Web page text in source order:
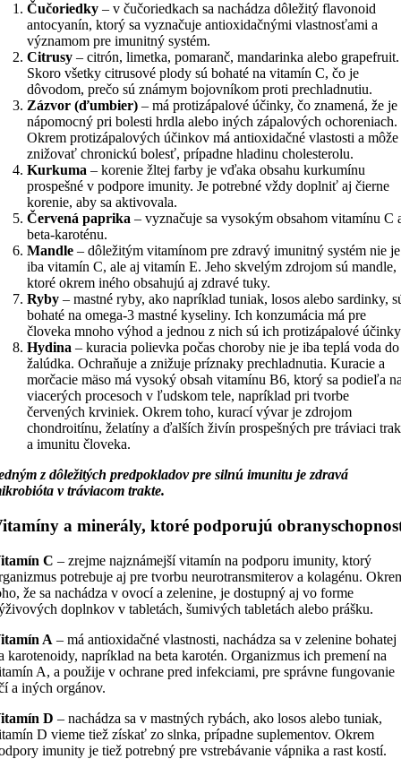
Čučoriedky – v čučoriedkach sa nachádza dôležitý flavonoid
antocyanín, ktorý sa vyznačuje antioxidačnými vlastnosťami a
významom pre imunitný systém.
Citrusy – citrón, limetka, pomaranč, mandarinka alebo grapefruit.
Skoro všetky citrusové plody sú bohaté na vitamín C, čo je
dôvodom, prečo sú známym bojovníkom proti prechladnutiu.
Zázvor (ďumbier) – má protizápalové účinky, čo znamená, že je
nápomocný pri bolesti hrdla alebo iných zápalových ochoreniach.
Okrem protizápalových účinkov má antioxidačné vlastosti a môže
znižovať chronickú bolesť, prípadne hladinu cholesterolu.
Kurkuma – korenie žltej farby je vďaka obsahu kurkumínu
prospešné v podpore imunity. Je potrebné vždy doplniť aj čierne
korenie, aby sa aktivovala.
Červená paprika – vyznačuje sa vysokým obsahom vitamínu C
beta-karoténu.
Mandle – dôležitým vitamínom pre zdravý imunitný systém nie je
iba vitamín C, ale aj vitamín E. Jeho skvelým zdrojom sú mandle,
ktoré okrem iného obsahujú aj zdravé tuky.
Ryby – mastné ryby, ako napríklad tuniak, losos alebo sardinky,
bohaté na omega-3 mastné kyseliny. Ich konzumácia má pre
človeka mnoho výhod a jednou z nich sú ich protizápalové
Hydina – kuracia polievka počas choroby nie je iba teplá voda do
žalúdka. Ochraňuje a znižuje príznaky prechladnutia. Kuracie a
morčacie mäso má vysoký obsah vitamínu B6, ktorý sa podieľa
viacerých procesoch v ľudskom tele, napríklad pri tvorbe
červených krviniek. Okrem toho, kurací vývar je zdrojom
chondroitínu, želatíny a ďalších živín prospešných pre tráviaci
a imunitu človeka.
z dôležitých predpokladov pre silnú imunitu je zdravá
v tráviacom trakte.
a minerály, ktoré podporujú
C – zrejme najznámejší vitamín na podporu imunity, ktorý
potrebuje aj pre tvorbu neurotransmiterov a kolagénu.
že sa nachádza v ovocí a zelenine, je dostupný aj vo forme
doplnkov v tabletách, šumivých tabletách alebo prášku.
A – má antioxidačné vlastnosti, nachádza sa v zelenine bohatej
karotenoidy, napríklad na beta karotén. Organizmus ich premení na
A, a použije v ochrane pred infekciami, pre správne fungovanie
a iných orgánov.
D – nachádza sa v mastných rybách, ako losos alebo tuniak,
D vieme tiež získať zo slnka, prípadne suplementov. Okrem
imunity je tiež potrebný pre vstrebávanie vápnika a rast kostí.